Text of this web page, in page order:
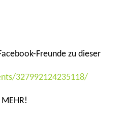
Freunde zu dieser
327992124235118/